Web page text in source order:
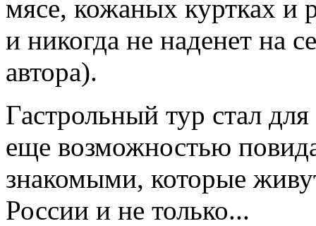
мясе, кожаных куртках и
и никогда не наденет на
автора).
Гастрольный тур стал
еще возможностью
знакомыми, которые
России и не только...